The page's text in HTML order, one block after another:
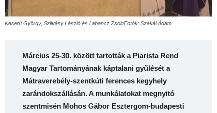
Keserű György, Szilvásy László és Labancz Zsolt/Fotók: Szakál Ádám
Március 25-30. között tartották a Piarista Rend
Magyar Tartományának káptalani gyűlését a
Mátraverebély-szentkúti ferences kegyhely
zarándokszállásán. A munkálatokat megnyitó
szentmisén Mohos Gábor Esztergom-budapesti